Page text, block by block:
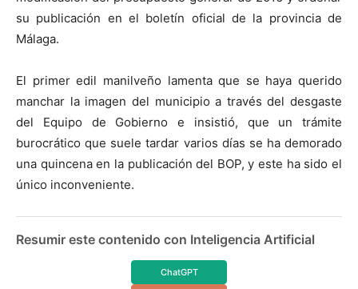
su publicación en el boletín oficial de la provincia de
Málaga.
El primer edil manilveño lamenta que se haya querido
manchar la imagen del municipio a través del desgaste
del Equipo de Gobierno e insistió, que un trámite
burocrático que suele tardar varios días se ha demorado
una quincena en la publicación del BOP, y este ha sido el
único inconveniente.
Resumir este contenido con Inteligencia Artificial
ChatGPT